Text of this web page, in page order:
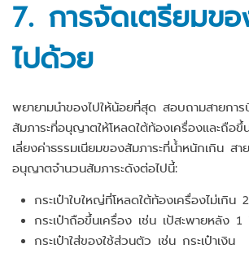
7. การจัดเตรียมขอ
ไปด้วย
พยายามนำของไปให้น้อยที่สุด สอบถามสายการ
สัมภาระที่อนุญาตให้โหลดใต้ท้องเครื่องและถือ
เลี่ยงค่าธรรมเนียมของสัมภาระที่น้ำหนักเกิน ส
อนุญาตจำนวนสัมภาระดังต่อไปนี้:
กระเป๋าใบใหญ่ที่โหลดใต้ท้องเครื่องไม่เกิน
กระเป๋าถือขึ้นเครื่อง เช่น เป้สะพายหลัง 1
กระเป๋าใส่ของใช้ส่วนตัว เช่น กระเป๋าเงิน